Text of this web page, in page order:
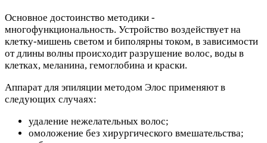
Основное достоинство методики -
многофункциональность. Устройство воздействует на
клетку-мишень светом и биполярны током, в зависимости
от длины волны происходит разрушение волос, воды в
клетках, меланина, гемоглобина и краски.
Аппарат для эпиляции методом Элос применяют в
следующих случаях:
удаление нежелательных волос;
омоложение без хирургического вмешательства;